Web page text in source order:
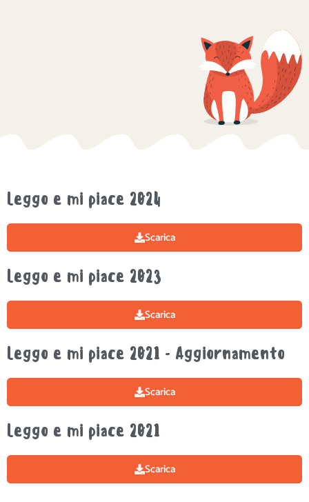
Leggo e mi piace 2024
Scarica
Leggo e mi piace 2023
Scarica
Leggo e mi piace 2021 - Aggiornamento
Scarica
Leggo e mi piace 2021
Scarica